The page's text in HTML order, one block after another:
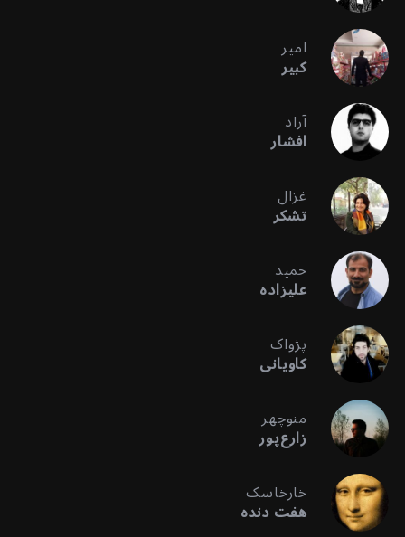
امیر
کبیر
آراد
افشار
غزال
تشکر
حمید
علیزاده
پژواک
کاویانی
منوچهر
زارع‌پور
خارخاسک
هفت دنده